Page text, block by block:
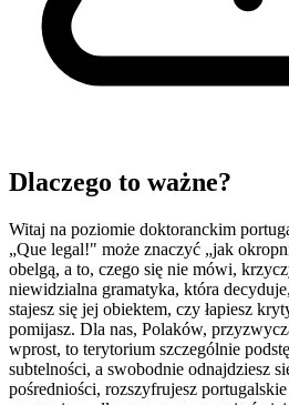
Dlaczego to ważne?
Witaj na poziomie doktoranckim
„Que legal!" może znaczyć „jak
obelgą, a to, czego się nie mówi,
niewidzialna gramatyka, która
stajesz się jej obiektem, czy łapiesz
pomijasz. Dla nas, Polaków,
wprost, to terytorium szczególnie
subtelności, a swobodnie odnajdziesz
pośredniości, rozszyfrujesz